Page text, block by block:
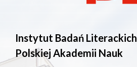
Instytut Badań Literackich
Polskiej Akademii Nauk